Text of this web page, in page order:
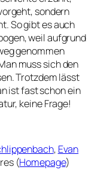
sondern
So gibt es auch
weil aufgrund
genommen
muss sich den
Trotzdem lässt
ist fast schon ein
keine Frage!
, Evan
(Homepage)